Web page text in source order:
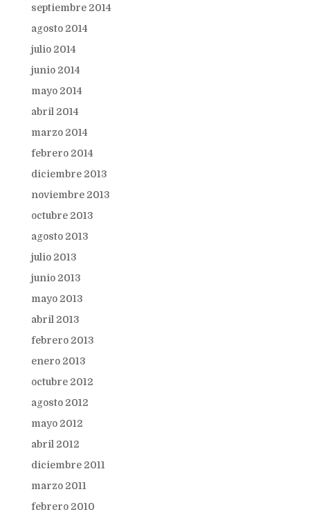
septiembre 2014
agosto 2014
julio 2014
junio 2014
mayo 2014
abril 2014
marzo 2014
febrero 2014
diciembre 2013
noviembre 2013
octubre 2013
agosto 2013
julio 2013
junio 2013
mayo 2013
abril 2013
febrero 2013
enero 2013
octubre 2012
agosto 2012
mayo 2012
abril 2012
diciembre 2011
marzo 2011
febrero 2010